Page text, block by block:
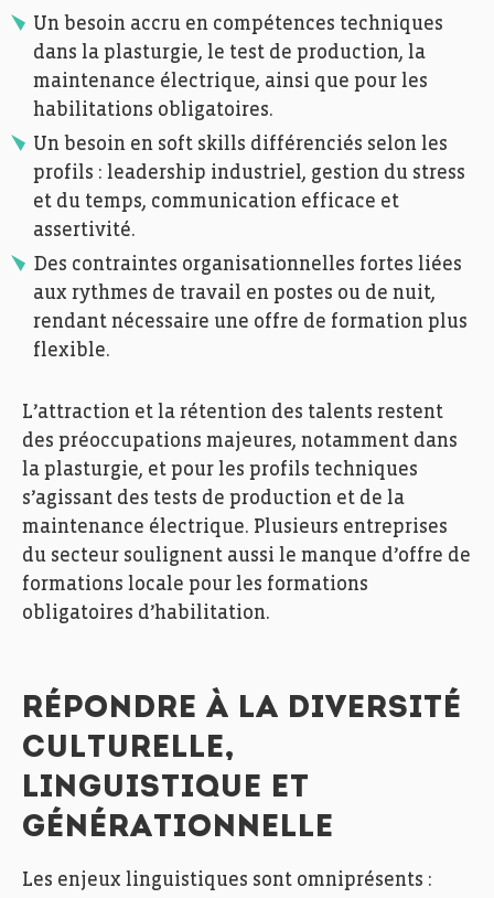
Un besoin accru en compétences techniques
dans la plasturgie, le test de production, la
maintenance électrique, ainsi que pour les
habilitations obligatoires.
Un besoin en soft skills différenciés selon les
profils : leadership industriel, gestion du stress
et du temps, communication efficace et
assertivité.
Des contraintes organisationnelles fortes liées
aux rythmes de travail en postes ou de nuit,
rendant nécessaire une offre de formation plus
flexible.
L’attraction et la rétention des talents restent
des préoccupations majeures, notamment dans
la plasturgie, et pour les profils techniques
s’agissant des tests de production et de la
maintenance électrique. Plusieurs entreprises
du secteur soulignent aussi le manque d’offre de
formations locale pour les formations
obligatoires d’habilitation.
RÉPONDRE À LA DIVERSITÉ
CULTURELLE,
LINGUISTIQUE ET
GÉNÉRATIONNELLE
Les enjeux linguistiques sont omniprésents :